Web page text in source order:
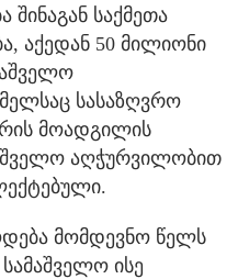
საქმეთა
აქედან 50 მილიონი
სასაზღვრო
მოადგილის
აღჭურვილობით
მომდევნო წელს
ისე